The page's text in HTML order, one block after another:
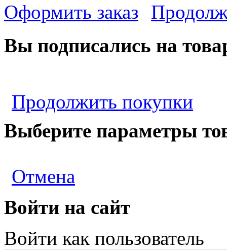
Оформить заказ
Вы подписались на
Продолжить покупки
Выберите параметры
Отмена
Войти на сайт
Войти как пользователь